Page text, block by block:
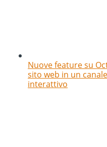
Nuove feature su
sito web in un
interattivo